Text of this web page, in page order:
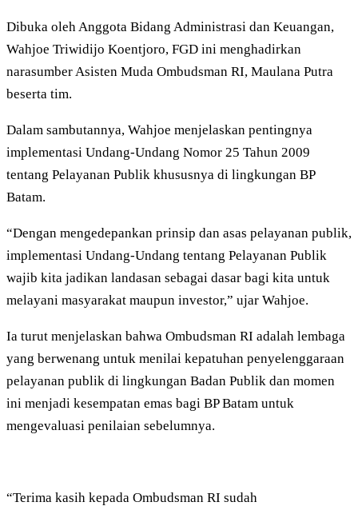
Dibuka oleh Anggota Bidang Administrasi dan Keuangan,
Wahjoe Triwidijo Koentjoro, FGD ini menghadirkan
narasumber Asisten Muda Ombudsman RI, Maulana Putra
beserta tim.
Dalam sambutannya, Wahjoe menjelaskan pentingnya
implementasi Undang-Undang Nomor 25 Tahun 2009
tentang Pelayanan Publik khususnya di lingkungan BP
Batam.
“Dengan mengedepankan prinsip dan asas pelayanan publik,
implementasi Undang-Undang tentang Pelayanan Publik
wajib kita jadikan landasan sebagai dasar bagi kita untuk
melayani masyarakat maupun investor,” ujar Wahjoe.
Ia turut menjelaskan bahwa Ombudsman RI adalah lembaga
yang berwenang untuk menilai kepatuhan penyelenggaraan
pelayanan publik di lingkungan Badan Publik dan momen
ini menjadi kesempatan emas bagi BP Batam untuk
mengevaluasi penilaian sebelumnya.
“Terima kasih kepada Ombudsman RI sudah